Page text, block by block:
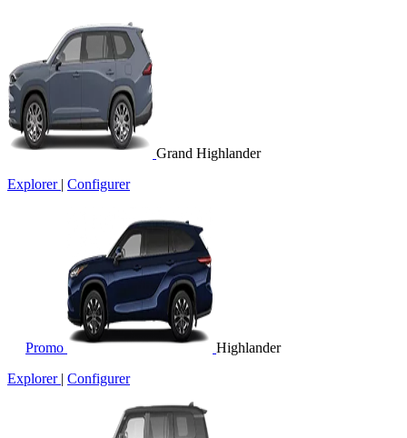
Grand Highlander
Explorer | Configurer
Promo
Highlander
Explorer | Configurer